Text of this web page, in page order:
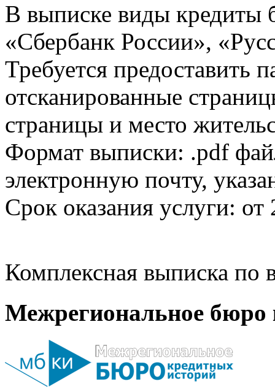
В выписке виды кредиты
«Сбербанк России»,
Требуется предоставить
отсканированные
страницы и место
Формат выписки: .pdf
электронную почту,
Срок оказания услуги: от
Комплексная выписка
Межрегиональное бюро